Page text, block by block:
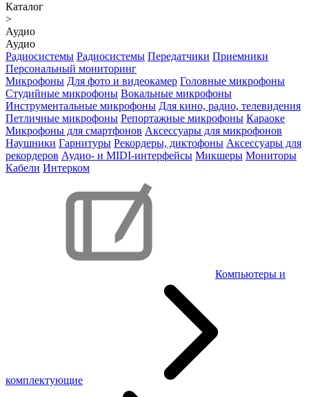
Каталог
>
Аудио
Аудио
Радиосистемы Радиосистемы Передатчики Приемники
Персональный мониторинг
Микрофоны Для фото и видеокамер Головные микрофоны
Студийные микрофоны Вокальные микрофоны
Инструментальные микрофоны Для кино, радио, телевидения
Петличные микрофоны Репортажные микрофоны Караоке
Микрофоны для смартфонов Аксессуары для микрофонов
Наушники Гарнитуры Рекордеры, диктофоны Аксессуары для
рекордеров Аудио- и MIDI-интерфейсы Микшеры Мониторы
Кабели Интерком
Компьютеры и
комплектующие